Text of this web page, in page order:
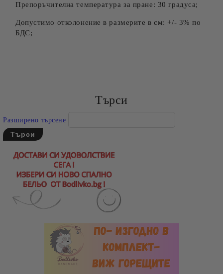
Препоръчителна температура за пране: 30 градуса;
Допустимо отколонение в размерите в см: +/- 3% по
БДС;
Търси
Разширено търсене